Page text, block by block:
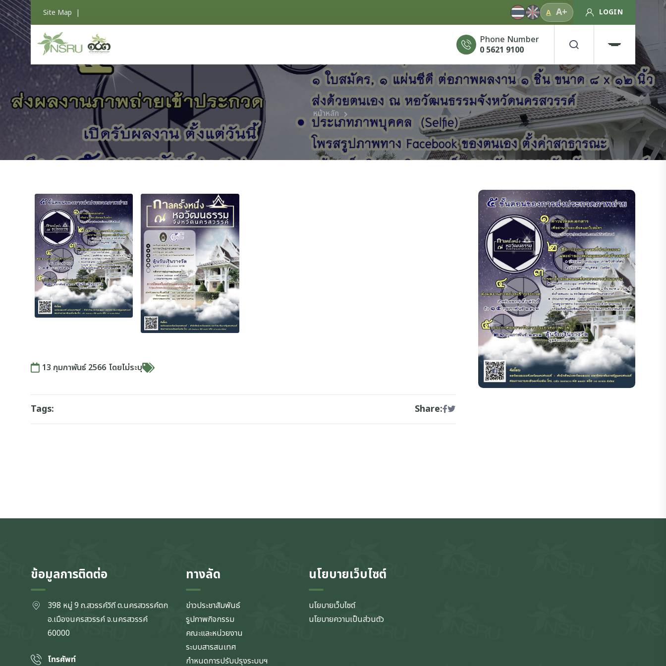
Site Map | A A+ LOGIN
Phone Number
0 5621 9100
หน้าหลัก
13 กุมภาพันธ์ 2566 โดยไม่ระบุ
Tags: Share:
ข้อมูลการติดต่อ
398 หมู่ 9 ถ.สวรรค์วิถี ต.นครสวรรค์ตก
อ.เมืองนครสวรรค์ จ.นครสวรรค์
60000
โทรศัพท์
ทางลัด
ข่าวประชาสัมพันธ์
รูปภาพกิจกรรม
คณะและหน่วยงาน
ระบบสารสนเทศ
กำหนดการปรับปรุงระบบฯ
นโยบายเว็บไซต์
นโยบายเว็บไซต์
นโยบายความเป็นส่วนตัว